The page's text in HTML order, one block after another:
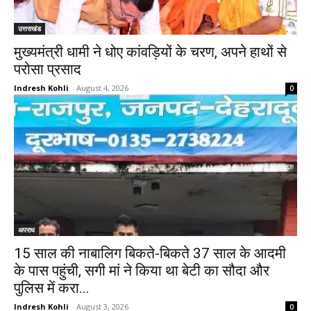
उत्तराखंड
मुख्यमंत्री धामी ने धोए कांवड़ियों के चरण, अपने हाथों से
परोसा प्रसाद
Indresh Kohli - August 4, 2026 0
अपराध
15 साल की नाबालिग बिकते-बिकते 37 साल के आदमी
के पास पहुंची, सगी मां ने किया था बेटी का सौदा और
पुलिस में करा...
Indresh Kohli - August 3, 2026 0